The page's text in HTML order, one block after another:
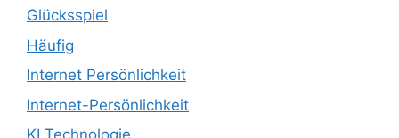
Glücksspiel
Häufig
Internet Persönlichkeit
Internet-Persönlichkeit